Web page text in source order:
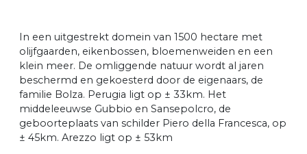
In een uitgestrekt domein van 1500 hectare met
olijfgaarden, eikenbossen, bloemenweiden en een
klein meer. De omliggende natuur wordt al jaren
beschermd en gekoesterd door de eigenaars, de
familie Bolza. Perugia ligt op ± 33km. Het
middeleeuwse Gubbio en Sansepolcro, de
geboorteplaats van schilder Piero della Francesca, op
± 45km. Arezzo ligt op ± 53km